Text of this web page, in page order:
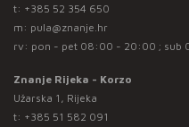
t: +385 52 354 650
m: pula@znanje.hr
rv: pon - pet 08:00 - 20:00 ; sub
Znanje Rijeka - Korzo
Užarska 1, Rijeka
t: +385 51 582 091